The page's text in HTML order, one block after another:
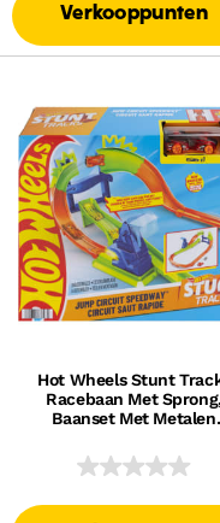
Verkooppunten
Hot Wheels Stunt
Racebaan Met
Baanset Met Metalen
Bocht Van 180 Graden